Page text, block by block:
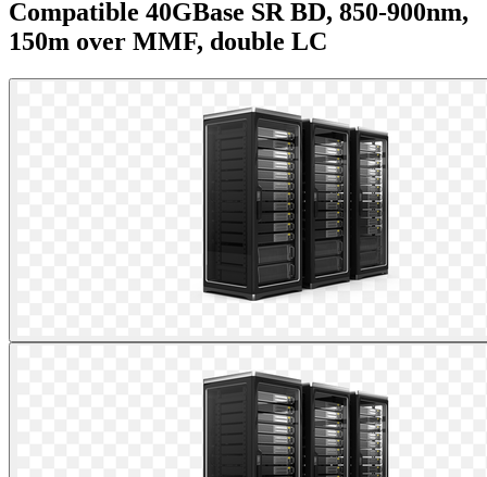
Compatible 40GBase SR BD, 850-900nm,
150m over MMF, double LC